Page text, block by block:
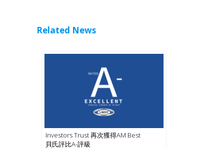
Related News
Investors Trust 再次獲得AM Best
貝氏評比A-評級